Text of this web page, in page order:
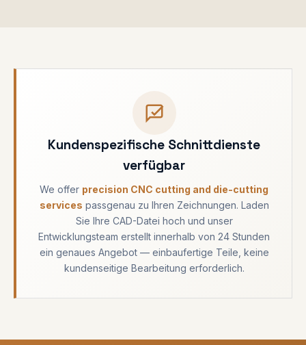
Kundenspezifische Schnittdienste
verfügbar
We offer precision CNC cutting and die-cutting
services passgenau zu Ihren Zeichnungen. Laden
Sie Ihre CAD-Datei hoch und unser
Entwicklungsteam erstellt innerhalb von 24 Stunden
ein genaues Angebot — einbaufertige Teile, keine
kundenseitige Bearbeitung erforderlich.